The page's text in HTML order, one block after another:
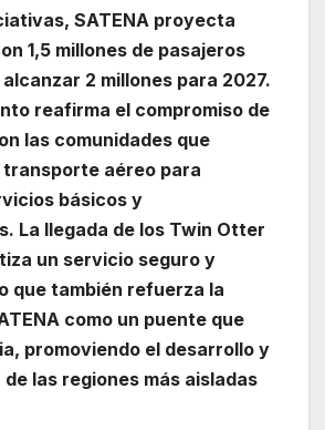
SATENA proyecta
1,5 millones de pasajeros
2 millones para 2027.
reafirma el compromiso de
las comunidades que
transporte aéreo para
básicos y
La llegada de los Twin Otter
un servicio seguro y
que también refuerza la
como un puente que
promoviendo el desarrollo y
las regiones más aisladas